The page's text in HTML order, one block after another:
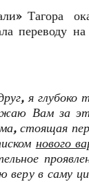
Тагора
переводу
я
Вам за
стоящая
нового
веру в саму